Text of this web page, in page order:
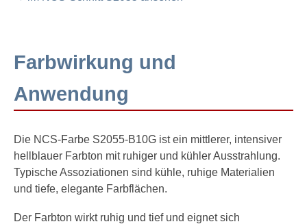
Farbwirkung und
Anwendung
Die NCS-Farbe S2055-B10G ist ein mittlerer, intensiver
hellblauer Farbton mit ruhiger und kühler Ausstrahlung.
Typische Assoziationen sind kühle, ruhige Materialien
und tiefe, elegante Farbflächen.
Der Farbton wirkt ruhig und tief und eignet sich